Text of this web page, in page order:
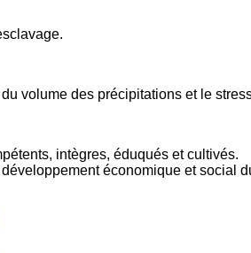
volume des précipitations et le
intègres, éduqués et cultivés.
économique et social